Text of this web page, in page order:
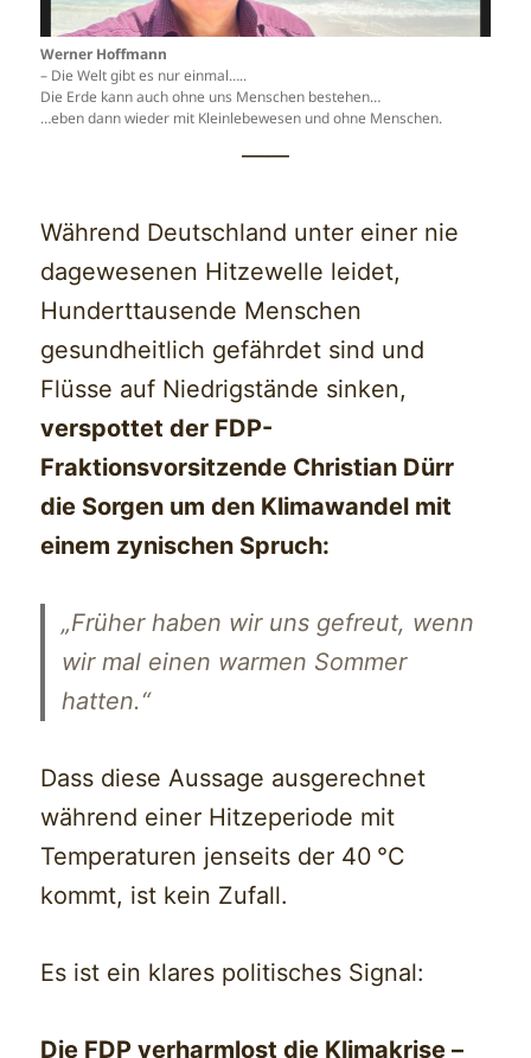
Werner Hoffmann
– Die Welt gibt es nur einmal…..
Die Erde kann auch ohne uns Menschen bestehen…
…eben dann wieder mit Kleinlebewesen und ohne Menschen.
——
Während Deutschland unter einer nie
dagewesenen Hitzewelle leidet,
Hunderttausende Menschen
gesundheitlich gefährdet sind und
Flüsse auf Niedrigstände sinken,
verspottet der FDP-
Fraktionsvorsitzende Christian Dürr
die Sorgen um den Klimawandel mit
einem zynischen Spruch:
„Früher haben wir uns gefreut, wenn
wir mal einen warmen Sommer
hatten.“
Dass diese Aussage ausgerechnet
während einer Hitzeperiode mit
Temperaturen jenseits der 40 °C
kommt, ist kein Zufall.
Es ist ein klares politisches Signal:
Die FDP verharmlost die Klimakrise –